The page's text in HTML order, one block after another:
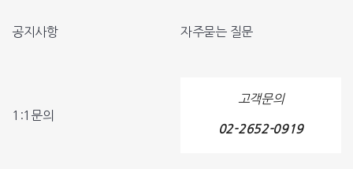
공지사항 자주묻는 질문
1:1문의
고객문의
02-2652-0919